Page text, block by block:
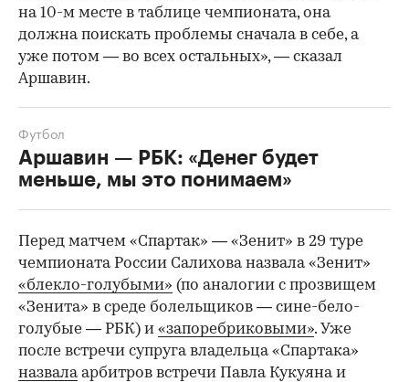
на 10-м месте в таблице чемпионата, она
должна поискать проблемы сначала в себе, а
уже потом — во всех остальных», — сказал
Аршавин.
Аршавин — РБК: «Денег будет
меньше, мы это понимаем»
Футбол
Перед матчем «Спартак» — «Зенит» в 29 туре
чемпионата России Салихова назвала «Зенит»
«блекло-голубыми» (по аналогии с прозвищем
«Зенита» в среде болельщиков — сине-бело-
голубые — РБК) и «запоребриковыми». Уже
после встречи супруга владельца «Спартака»
назвалаарбитров встречи Павла Кукуяна и